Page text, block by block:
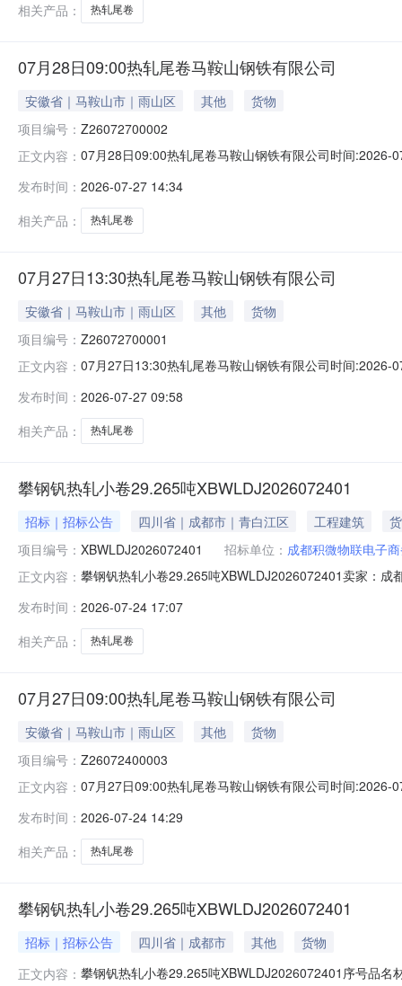
相关产品：
热轧尾卷
07月28日09:00热轧尾卷马鞍山钢铁有限公司
安徽省｜马鞍山市｜雨山区 其他
货物
项目编号： Z26072700002
正文内容： 07月28日09:00热轧尾卷马鞍山钢铁有限公司时间
保证金：￥1,700.00元交易保证金：￥1,700.00元竞价
发布时间： 2026-07-27 14:34
相关产品：
热轧尾卷
07月27日13:30热轧尾卷马鞍山钢铁有限公司
安徽省｜马鞍山市｜雨山区 其他
货物
项目编号： Z26072700001
正文内容： 07月27日13:30热轧尾卷马鞍山钢铁有限公司时间
保证金：￥1,700.00元交易保证金：￥1,700.00元竞价
发布时间： 2026-07-27 09:58
相关产品：
热轧尾卷
攀钢钒热轧小卷29.265吨XBWLDJ2026072401
招标｜招标公告 四川省｜成都市｜青白江区 工程建筑
项目编号： XBWLDJ2026072401 招标单位： 成都积微物联电子
正文内容： 攀钢钒热轧小卷29.265吨XBWLDJ2026072401卖家：
轧烂(因非计划产品的特殊性，可能存在与描述不符或其
发布时间： 2026-07-24 17:07
相关产品：
热轧尾卷
07月27日09:00热轧尾卷马鞍山钢铁有限公司
安徽省｜马鞍山市｜雨山区 其他
货物
项目编号： Z26072400003
正文内容： 07月27日09:00热轧尾卷马鞍山钢铁有限公司时间
保证金：￥1,700.00元交易保证金：￥1,700.00元竞价
发布时间： 2026-07-24 14:29
相关产品：
热轧尾卷
攀钢钒热轧小卷29.265吨XBWLDJ2026072401
招标｜招标公告 四川省｜成都市 其他
货物
正文内容： 攀钢钒热轧小卷29.265吨XBWLDJ2026072401序号品